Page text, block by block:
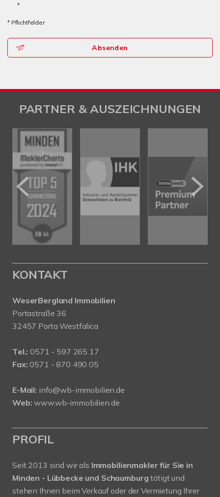
*
* Pflichtfelder
Absenden
PARTNER & AUSZEICHNUNGEN
KONTAKT
WeserBergland Immobilien
Portastraße 36
32457 Porta Westfalica
Tel.: 0571 - 597 265 17
Fax: 0571 - 870 490 05
E-Mail: info@wb-immobilien.de
Web: www.wb-immobilien.de
PROFIL
Seit 2013 sind wir als Immobilienmakler für Sie in
Minden - Lübbecke und Schaumburgtätigt und
stehen Ihnen beim Verkauf oder der Vermietung Ihrer